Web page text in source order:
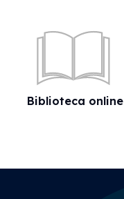
Biblioteca online